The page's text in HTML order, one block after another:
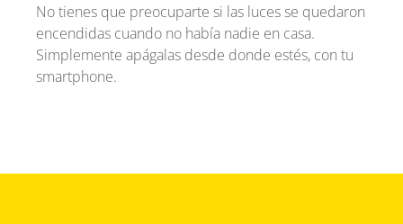
No tienes que preocuparte si las luces se quedaron
encendidas cuando no había nadie en casa.
Simplemente apágalas desde donde estés, con tu
smartphone.